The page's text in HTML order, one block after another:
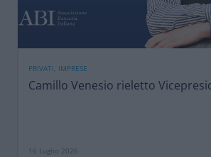
PRIVATI, IMPRESE
Camillo Venesio rieletto
16 Luglio 2026